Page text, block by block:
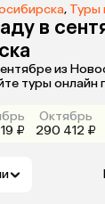
, Туры в
в
из
туры онлайн
₽
Октябрь
290 412 ₽